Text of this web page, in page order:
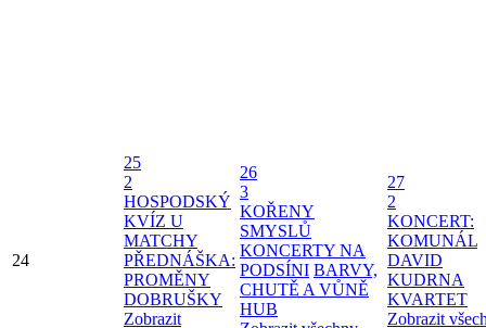
24
25
2
HOSPODSKÝ
KVÍZ U
MATCHY
PŘEDNÁŠKA:
PROMĚNY
DOBRUŠKY
Zobrazit
26
3
KOŘENY
SMYSLŮ
KONCERTY NA
PODSÍNI BARVY,
CHUTĚ A VŮNĚ
HUB
27
2
KONCERT:
KOMUNÁL
DAVID
KUDRNA
KVARTET
Zobrazit